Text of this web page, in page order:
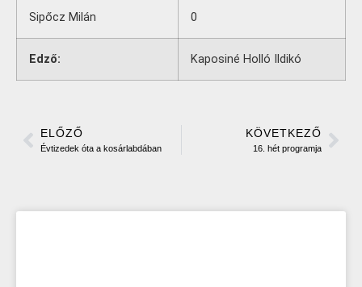
Sipőcz Milán 0
Edző: Kaposiné Holló Ildikó
ELŐZŐ
Évtizedek óta a kosárlabdában
KÖVETKEZŐ
16. hét programja